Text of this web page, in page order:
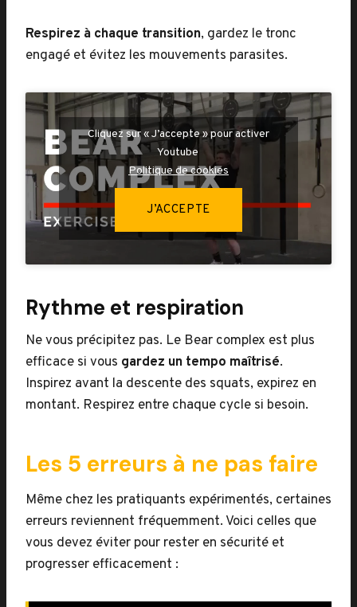
Respirez à chaque transition, gardez le tronc
engagé et évitez les mouvements parasites.
Cliquez sur « J’accepte » pour activer
Youtube
Politique de cookies
J’ACCEPTE
Rythme et respiration
Ne vous précipitez pas. Le Bear complex est plus
efficace si vous gardez un tempo maîtrisé.
Inspirez avant la descente des squats, expirez en
montant. Respirez entre chaque cycle si besoin.
Les 5 erreurs à ne pas faire
Même chez les pratiquants expérimentés, certaines
erreurs reviennent fréquemment. Voici celles que
vous devez éviter pour rester en sécurité et
progresser efficacement :